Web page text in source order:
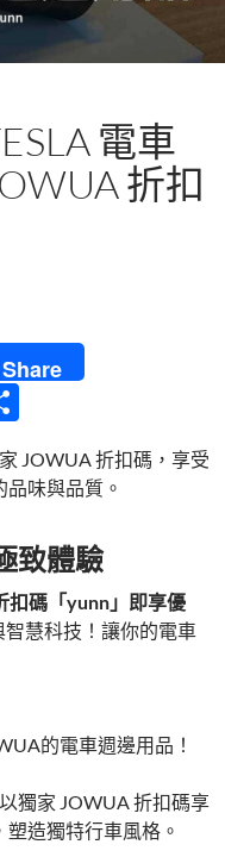
電車
折扣
Share
JOWUA 折扣碼，享受
味與品質。
致體驗
扣碼「yunn」即享優
智慧科技！讓你的電車
的電車週邊用品！
獨家 JOWUA 折扣碼享
造獨特行車風格。